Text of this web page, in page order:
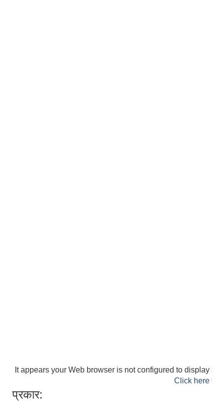
It appears your Web browser is not configured to display
Click here
प्रकार: